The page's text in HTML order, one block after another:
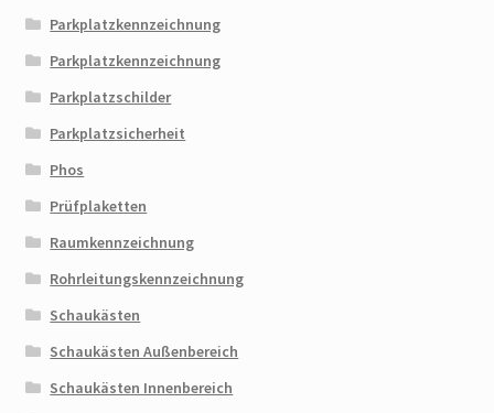
Parkplatzkennzeichnung
Parkplatzkennzeichnung
Parkplatzschilder
Parkplatzsicherheit
Phos
Prüfplaketten
Raumkennzeichnung
Rohrleitungskennzeichnung
Schaukästen
Schaukästen Außenbereich
Schaukästen Innenbereich